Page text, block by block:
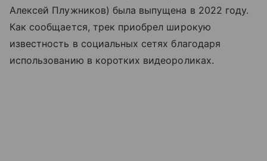
Алексей Плужников) была выпущена в 2022 году.
Как сообщается, трек приобрел широкую
известность в социальных сетях благодаря
использованию в коротких видеороликах.